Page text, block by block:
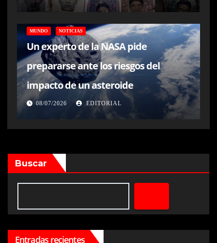
MUNDO NOTICIAS
Un experto de la NASA pide
prepararse ante los riesgos del
impacto de un asteroide
08/07/2026 EDITORIAL
Buscar
Entradas recientes